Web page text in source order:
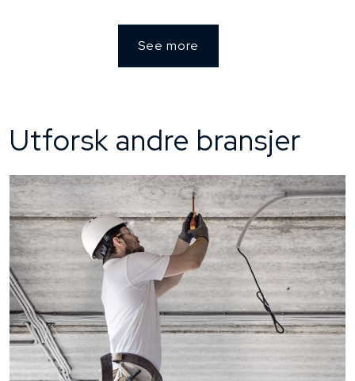
See more
Utforsk andre bransjer